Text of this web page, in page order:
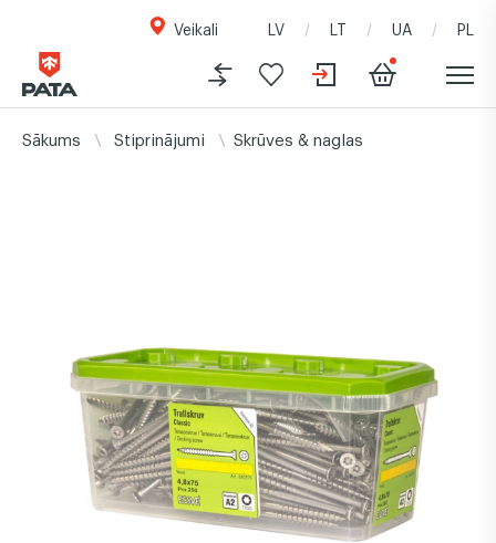
Veikali LV LT UA PL
Sākums Stiprinājumi Skrūves & naglas